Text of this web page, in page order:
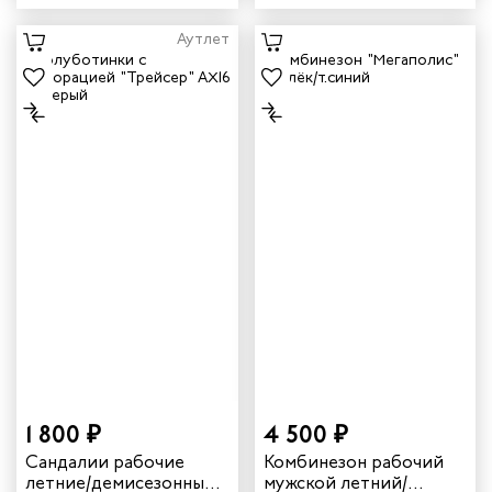
цвет синий цвет серый
Аутлет
1 800 ₽
Сандалии рабочие
летние/демисезонные
4 500 ₽
Комбинезон рабочий
мужской летний/